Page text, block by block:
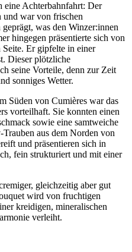
eine Achterbahnfahrt: Der
und war von frischen
was den Winzer:innen
hingegen präsentierte sich von
Seite. Er gipfelte in einer
Dieser plötzliche
seine Vorteile, denn zur Zeit
sonniges Wetter.
Süden von Cumières war das
vorteilhaft. Sie konnten einen
sowie eine samtweiche
aus dem Norden von
und präsentieren sich in
fein strukturiert und mit einer
gleichzeitig aber gut
wird von fruchtigen
kreidigen, mineralischen
verleiht.